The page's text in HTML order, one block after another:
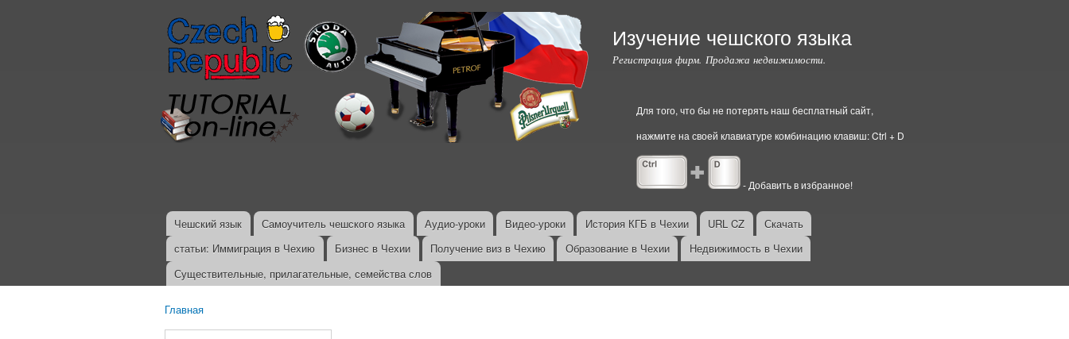
Перейти к
основному
содержанию
Изучение чешского языка
Регистрация фирм. Продажа недвижимости.
Для того, что бы не потерять наш бесплатный сайт,
нажмите на своей клавиатуре комбинацию клавиш: Ctrl + D
- Добавить в избранное!
Главное меню
Чешский язык Самоучитель чешского языка Аудио-уроки Видео-уроки История КГБ в Чехии URL CZ
Скачать
статьи: Иммиграция в Чехию
Бизнес в Чехии Получение виз в Чехию Образование в Чехии
Недвижимость в Чехии
Существительные, прилагательные, семейства слов
Главная